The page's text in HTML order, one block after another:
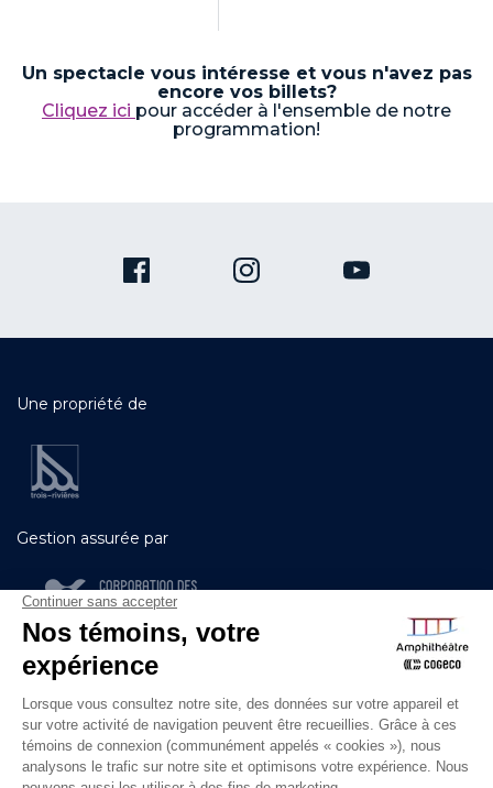
Un spectacle vous intéresse et vous n'avez pas
encore vos billets?
Cliquez ici pour accéder à l'ensemble de notre
programmation!
Une propriété de
Gestion assurée par
Gestion évènementielle